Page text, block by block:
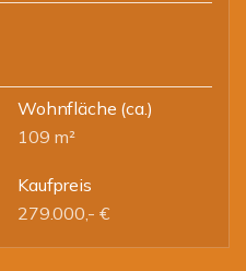
Wohnfläche (ca.)
109 m²
Kaufpreis
279.000,- €